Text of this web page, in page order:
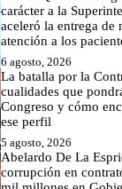
carácter a la
aceleró la entrega de
atención a los
6 agosto, 2026
La batalla por la
cualidades que
Congreso y cómo
ese perfil
5 agosto, 2026
Abelardo De La
corrupción en